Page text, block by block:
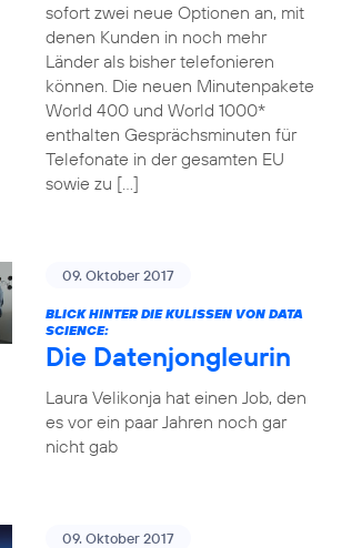
sofort zwei neue Optionen an, mit
denen Kunden in noch mehr
Länder als bisher telefonieren
können. Die neuen Minutenpakete
World 400 und World 1000*
enthalten Gesprächsminuten für
Telefonate in der gesamten EU
sowie zu […]
09. Oktober 2017
BLICK HINTER DIE KULISSEN VON DATA
SCIENCE:
Die Datenjongleurin
Laura Velikonja hat einen Job, den
es vor ein paar Jahren noch gar
nicht gab
09. Oktober 2017